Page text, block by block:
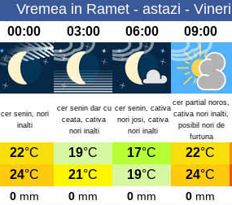
Vremea in Ramet - astazi -
00:00 03:00 06:00 09:00
cer senin, nori
inalti
cer senin dar cu
ceata, cativa
nori inalti
cer senin, cativa
nori josi, cativa
nori inalti
cer partial noros,
cativa nori inalti,
posibil nori de
furtuna
22°C 19°C 17°C 22°C
24°C 21°C 19°C 24°C
0 mm 0 mm 0 mm 0 mm